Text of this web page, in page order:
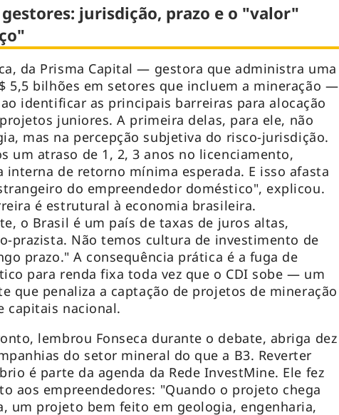
jurisdição, prazo e o "valor"
da Prisma Capital — gestora que administra uma
5,5 bilhões em setores que incluem a mineração —
identificar as principais barreiras para alocação
juniores. A primeira delas, para ele, não
mas na percepção subjetiva do risco-jurisdição.
um atraso de 1, 2, 3 anos no licenciamento,
interna de retorno mínima esperada. E isso afasta
do empreendedor doméstico", explicou.
é estrutural à economia brasileira.
o Brasil é um país de taxas de juros altas,
prazista. Não temos cultura de investimento de
prazo." A consequência prática é a fuga de
para renda fixa toda vez que o CDI sobe — um
que penaliza a captação de projetos de mineração
capitais nacional.
lembrou Fonseca durante o debate, abriga dez
do setor mineral do que a B3. Reverter
é parte da agenda da Rede InvestMine. Ele fez
aos empreendedores: "Quando o projeto chega
um projeto bem feito em geologia, engenharia,